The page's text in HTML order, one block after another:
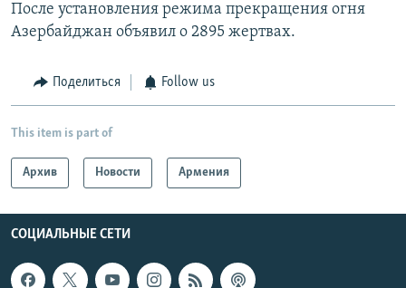
После установления режима прекращения огня
Азербайджан объявил о 2895 жертвах.
Поделиться Follow us
This item is part of
Архив Новости Армения
СОЦИАЛЬНЫЕ СЕТИ